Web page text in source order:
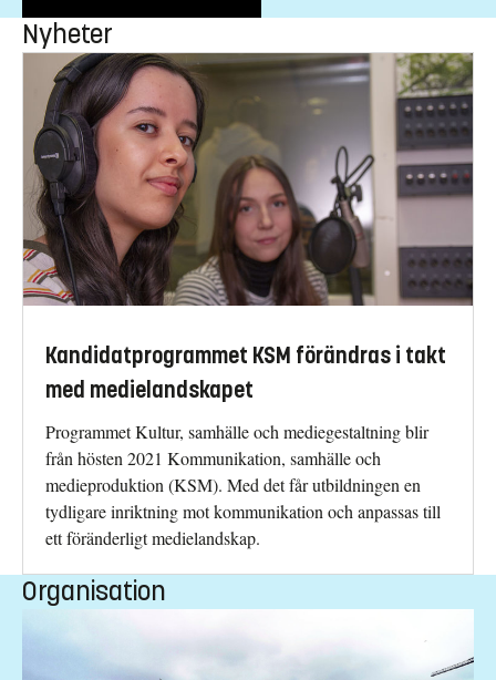
Nyheter
Kandidatprogrammet KSM förändras i takt
med medielandskapet
Programmet Kultur, samhälle och mediegestaltning blir
från hösten 2021 Kommunikation, samhälle och
medieproduktion (KSM). Med det får utbildningen en
tydligare inriktning mot kommunikation och anpassas till
ett föränderligt medielandskap.
Organisation